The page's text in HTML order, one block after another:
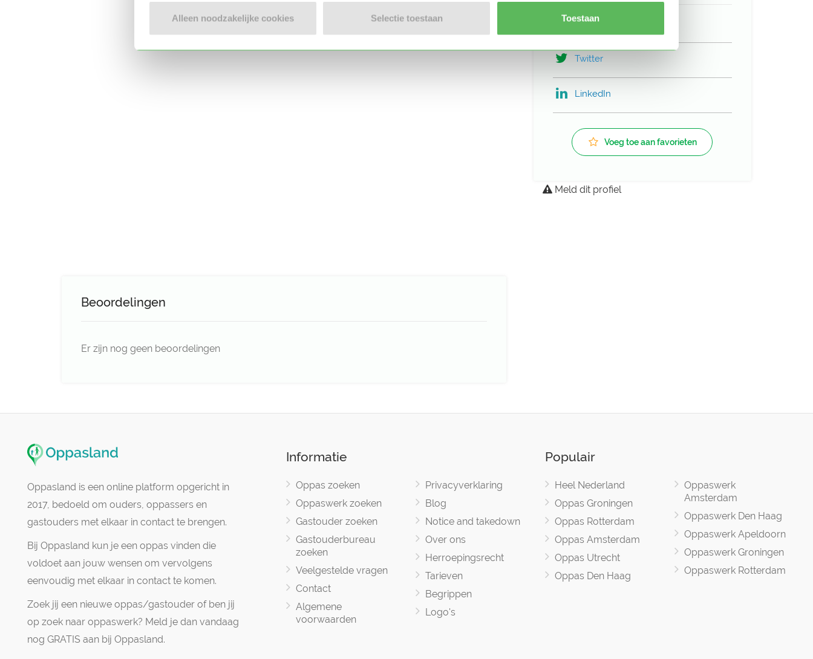
Alleen noodzakelijke cookies Selectie toestaan Toestaan
Facebook
Twitter
LinkedIn
Voeg toe aan favorieten
Meld dit profiel
Beoordelingen
Er zijn nog geen beoordelingen
Oppasland is een online platform opgericht in
2017, bedoeld om ouders, oppassers en
gastouders met elkaar in contact te brengen.
Bij Oppasland kun je een oppas vinden die
voldoet aan jouw wensen om vervolgens
eenvoudig met elkaar in contact te komen.
Zoek jij een nieuwe oppas/gastouder of ben jij
op zoek naar oppaswerk? Meld je dan vandaag
nog GRATIS aan bij Oppasland.
Informatie
Oppas zoeken
Oppaswerk zoeken
Gastouder zoeken
Gastouderbureau
zoeken
Veelgestelde vragen
Contact
Algemene
voorwaarden
Privacyverklaring
Blog
Notice and takedown
Over ons
Herroepingsrecht
Tarieven
Begrippen
Logo's
Populair
Heel Nederland
Oppas Groningen
Oppas Rotterdam
Oppas Amsterdam
Oppas Utrecht
Oppas Den Haag
Oppaswerk
Amsterdam
Oppaswerk Den Haag
Oppaswerk Apeldoorn
Oppaswerk Groningen
Oppaswerk Rotterdam